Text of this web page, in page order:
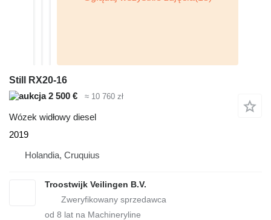
Still RX20-16
2 500 €
≈ 10 760 zł
Wózek widłowy diesel
2019
Holandia, Cruquius
Troostwijk Veilingen B.V.
od 8 lat na Machineryline